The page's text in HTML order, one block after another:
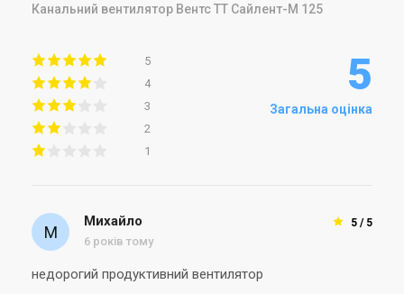
Канальний вентилятор Вентс ТТ Сайлент-М 125
5
4
3
2
1
5
Загальна оцінка
5 / 5
Михайло
6 років тому
недорогий продуктивний вентилятор